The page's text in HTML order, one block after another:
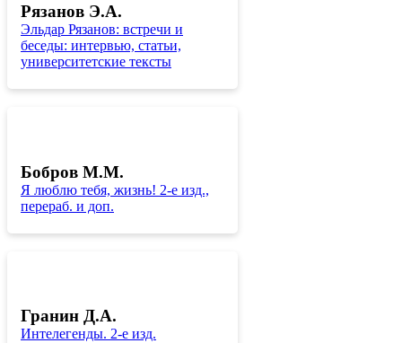
Рязанов Э.А.
Эльдар Рязанов: встречи и
беседы: интервью, статьи,
университетские тексты
Бобров М.М.
Я люблю тебя, жизнь! 2-е изд.,
перераб. и доп.
Гранин Д.А.
Интелегенды. 2-е изд.